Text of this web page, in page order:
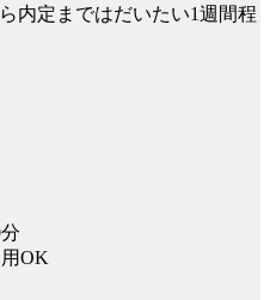
内定まではだいたい1週間程
OK